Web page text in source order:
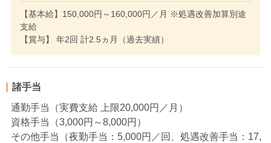
【基本給】150,000円～160,000円／月 ※処遇改善加算別途
支給
【賞与】 年2回 計2.5ヵ月（過去実績）
諸手当
通勤手当（実費支給 上限20,000円／月）
資格手当（3,000円～8,000円）
その他手当（夜勤手当：5,000円／回、処遇改善手当：17,